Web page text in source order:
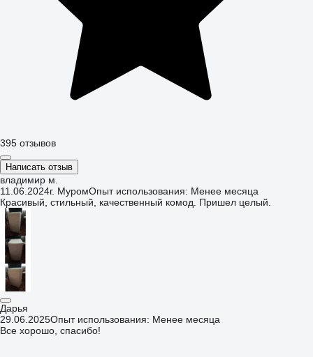
395 отзывов
Написать отзыв
владимир м.
11.06.2024г. МуромОпыт использования: Менее месяца
Красивый, стильный, качественный комод. Пришел целый.
Дарья
29.06.2025Опыт использования: Менее месяца
Все хорошо, спасибо!